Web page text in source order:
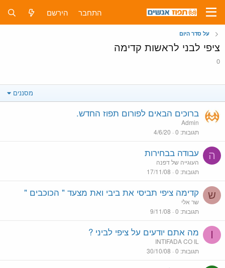
התחבר הירשם
על סדר היום
ציפי לבני לראשות קדימה
0
מסננים
ברוכים הבאים לפורום תפוז החדש.
Admin
תגובות 0
4/6/20
ה עבודה בבחירות
העוגייה של דפנה
תגובות 0
17/11/08
ש קדימה ציפי תביסי את ביבי ואת מצעד " הכוכבים "
שר אלי
תגובות 0
9/11/08
I מה אתם יודעים על ציפי לביני ?
INTIFADA CO IL
תגובות 0
30/10/08